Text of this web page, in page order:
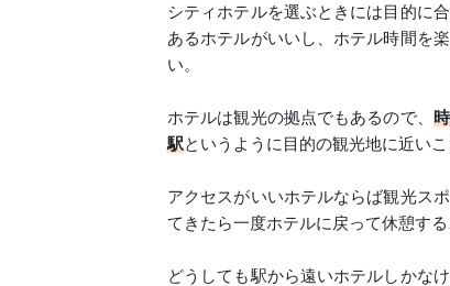
シティホテルを選ぶときには目的に
あるホテルがいいし、ホテル時間を
い。
ホテルは観光の拠点でもあるので、
駅というように目的の観光地に近いこ
アクセスがいいホテルならば観光ス
てきたら一度ホテルに戻って休憩する
どうしても駅から遠いホテルしかな